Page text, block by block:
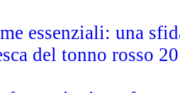
essenziali: una
del tonno rosso